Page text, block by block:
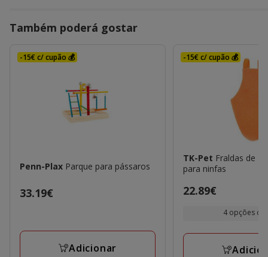
Também poderá gostar
-15€ c/ cupão 💰
Penn-Plax Parque para pássaros
Preço
33.19€
Adicionar
-15€ c/ cupão 💰
TK-Pet Fraldas de
para ninfas
Preço
22.89€
4 opções de